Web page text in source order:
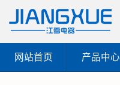
网站首页 产品中心